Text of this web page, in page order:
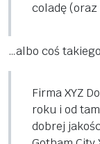
coladę (oraz
…albo coś
Firma XYZ
roku i od
dobrej